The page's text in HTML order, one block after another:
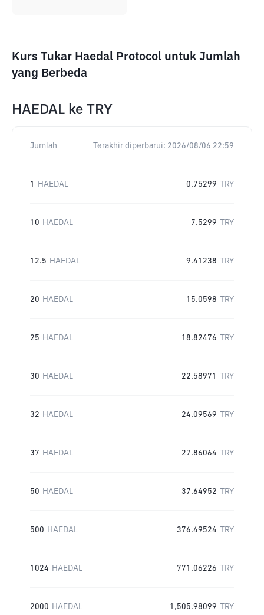
Kurs Tukar Haedal Protocol untuk Jumlah
yang Berbeda
HAEDAL ke TRY
Jumlah Terakhir diperbarui: 2026/08/06 22:59
1 HAEDAL 0.75299 TRY
10 HAEDAL 7.5299 TRY
12.5 HAEDAL 9.41238 TRY
20 HAEDAL 15.0598 TRY
25 HAEDAL 18.82476 TRY
30 HAEDAL 22.58971 TRY
32 HAEDAL 24.09569 TRY
37 HAEDAL 27.86064 TRY
50 HAEDAL 37.64952 TRY
500 HAEDAL 376.49524 TRY
1024 HAEDAL 771.06226 TRY
2000 HAEDAL 1,505.98099 TRY